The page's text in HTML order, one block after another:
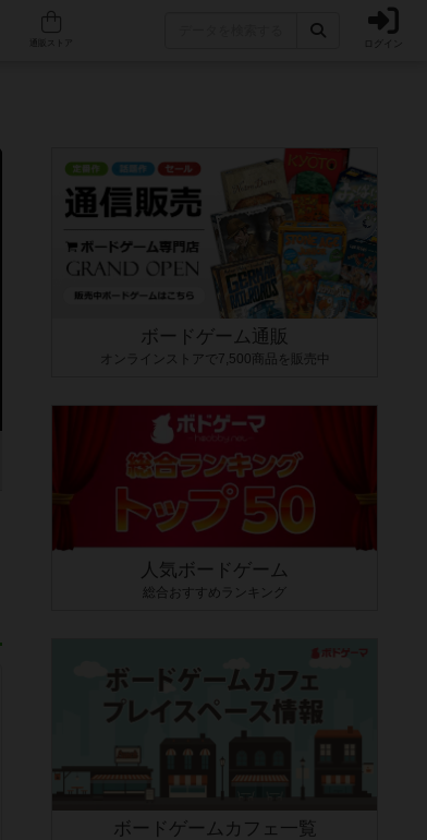
人気ボードゲーム ログイン
ボードゲーム通販
オンラインストアで7,500商品を販売中
人気ボードゲーム
総合おすすめランキング
ボードゲームカフェ一覧